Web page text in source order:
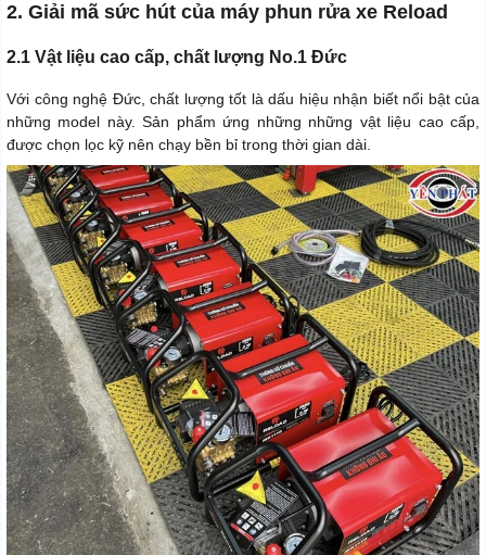
2. Giải mã sức hút của máy phun rửa xe Reload
2.1 Vật liệu cao cấp, chất lượng No.1 Đức
Với công nghệ Đức, chất lượng tốt là dấu hiệu nhận biết nổi bật của
những model này. Sản phẩm ứng những những vật liệu cao cấp,
được chọn lọc kỹ nên chạy bền bỉ trong thời gian dài.